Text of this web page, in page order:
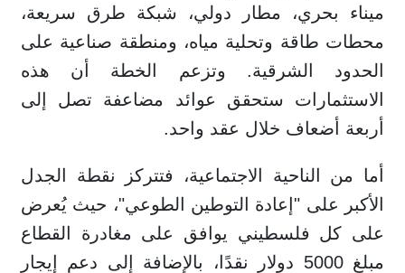
ميناء بحري، مطار دولي، شبكة طرق سريعة،
محطات طاقة وتحلية مياه، ومنطقة صناعية على
الحدود الشرقية. وتزعم الخطة أن هذه
الاستثمارات ستحقق عوائد مضاعفة تصل إلى
أربعة أضعاف خلال عقد واحد.
أما من الناحية الاجتماعية، فتتركز نقطة الجدل
الأكبر على "إعادة التوطين الطوعي"، حيث يُعرض
على كل فلسطيني يوافق على مغادرة القطاع
مبلغ 5000 دولار نقدًا، بالإضافة إلى دعم إيجار